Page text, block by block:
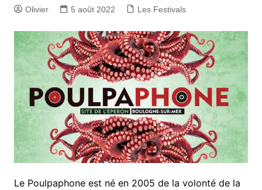
Olivier 5 août 2022 Les Festivals
Le Poulpaphone est né en 2005 de la volonté de la